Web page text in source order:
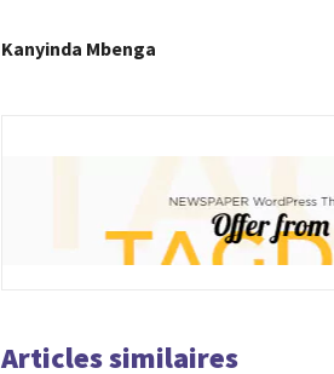
Kanyinda Mbenga
Articles similaires